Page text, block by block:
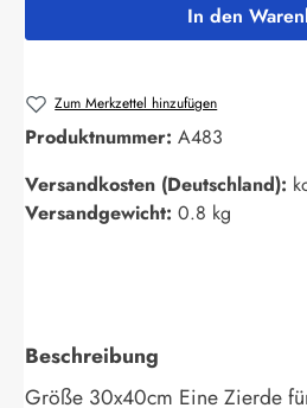
In den
Zum Merkzettel hinzufügen
Produktnummer: A483
Versandkosten (Deutschland):
Versandgewicht: 0.8 kg
Beschreibung
Größe 30x40cm Eine Zierde